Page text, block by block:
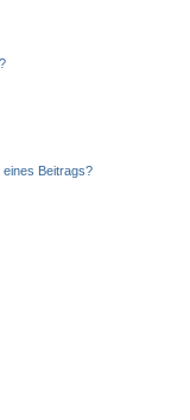
eines Beitrags?